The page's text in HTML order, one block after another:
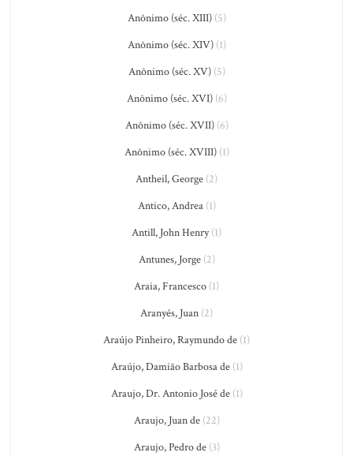
Anônimo (séc. XIII)(5)
Anônimo (séc. XIV)(1)
Anônimo (séc. XV)(5)
Anônimo (séc. XVI)(6)
Anônimo (séc. XVII)(6)
Anônimo (séc. XVIII)(1)
Antheil, George (2)
Antico, Andrea(1)
Antill, John Henry(1)
Antunes, Jorge(2)
Araia, Francesco (1)
Aranyés, Juan (2)
Araújo Pinheiro, Raymundo de (1)
Araújo, Damião Barbosa de(1)
Araujo, Dr. Antonio José de(1)
Araujo, Juan de(22)
Araujo, Pedro de(3)